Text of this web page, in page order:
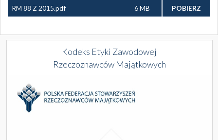
RM 88 Z 2015.pdf 6 MB POBIERZ
Kodeks Etyki Zawodowej
Rzeczoznawców Majątkowych